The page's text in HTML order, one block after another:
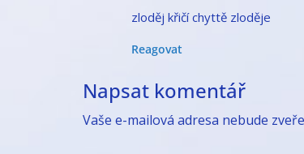
zloděj křičí chyttě zloděje
Reagovat
Napsat komentář
Vaše e-mailová adresa nebude